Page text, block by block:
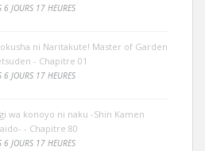
6 JOURS 17 HEURES
ni Naritakute! Master of Garden
- Chapitre 01
6 JOURS 17 HEURES
wa konoyo ni naku -Shin Kamen
- Chapitre 80
6 JOURS 17 HEURES